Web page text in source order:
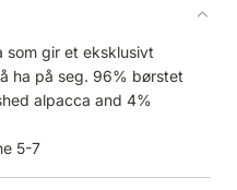
gir et eksklusivt
ha på seg. 96% børstet
alpacca and 4%
5-7